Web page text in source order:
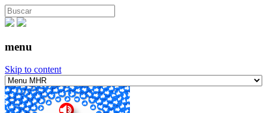
menu
Skip to content